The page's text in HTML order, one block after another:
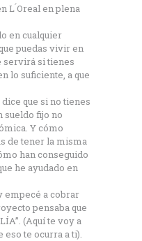
L ́Oreal en plena
en cualquier
puedas vivir en
servirá si tienes
lo suficiente, a que
que si no tienes
sueldo fijo no
Y cómo
de tener la misma
han conseguido
he ayudado en
empecé a cobrar
pensaba que
(Aquí te voy a
te ocurra a ti).